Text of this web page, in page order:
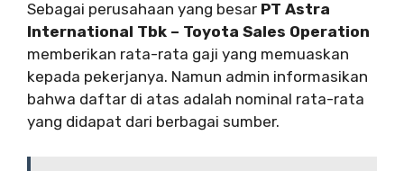
Sebagai perusahaan yang besar PT Astra
International Tbk – Toyota Sales Operation
memberikan rata-rata gaji yang memuaskan
kepada pekerjanya. Namun admin informasikan
bahwa daftar di atas adalah nominal rata-rata
yang didapat dari berbagai sumber.